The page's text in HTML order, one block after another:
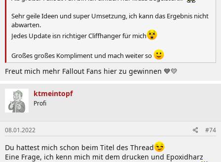
Sehr geile Ideen und super Umsetzung, ich kann das Ergebnis nicht
abwarten.
Jedes Update isn richtiger Cliffhanger für mich
Großes großes Kompliment und mach weiter so
Freut mich mehr Fallout Fans hier zu gewinnen 💙💛
ktmeintopf
Profi
08.01.2022 #74
Du hattest mich schon beim Titel des Thread
Eine Frage, ich kenn mich mit dem drucken und Epoxidharz